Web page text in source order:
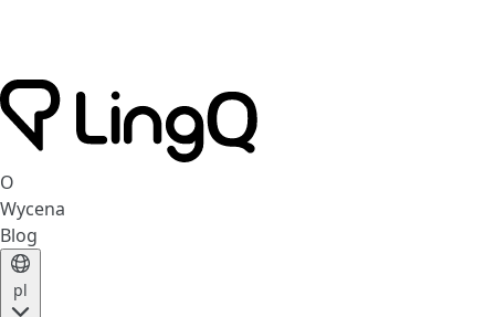
O
Wycena
Blog
pl